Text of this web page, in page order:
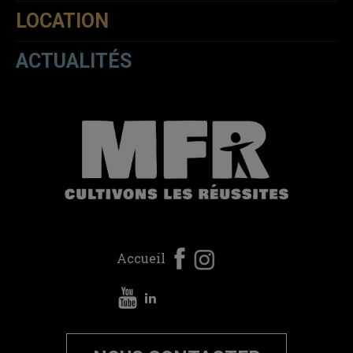
LOCATION
ACTUALITÉS
Accueil